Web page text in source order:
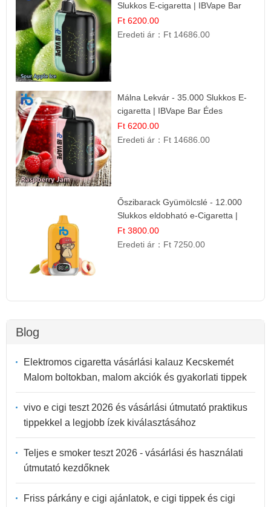
Slukkos E-cigaretta | IBVape Bar
Ft 6200.00
Eredeti ár： Ft 14686.00
Málna Lekvár - 35.000 Slukkos E-
cigaretta | IBVape Bar Édes
Gyümölcs Íz
Ft 6200.00
Eredeti ár： Ft 14686.00
Őszibarack Gyümölcslé - 12.000
Slukkos eldobható e-Cigaretta |
Friss Gyümölcs Íz
Ft 3800.00
Eredeti ár： Ft 7250.00
Blog
Elektromos cigaretta vásárlási kalauz Kecskemét
Malom boltokban, malom akciók és gyakorlati tippek
vivo e cigi teszt 2026 és vásárlási útmutató praktikus
tippekkel a legjobb ízek kiválasztásához
Teljes e smoker teszt 2026 - vásárlási és használati
útmutató kezdőknek
Friss párkány e cigi ajánlatok, e cigi tippek és cigi